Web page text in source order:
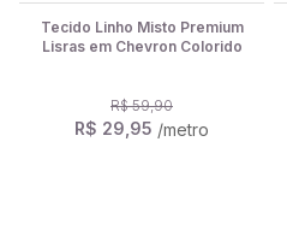
Tecido Linho Misto Premium
Lisras em Chevron Colorido
R$ 59,90
R$ 29,95 /metro